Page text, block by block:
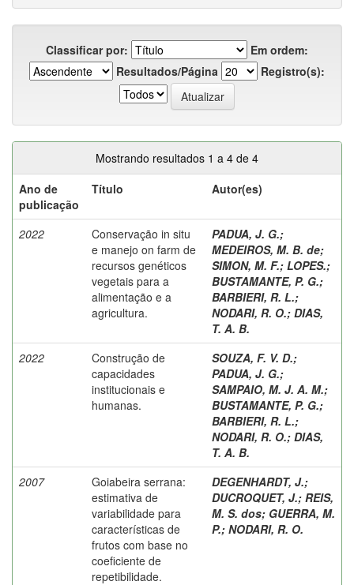
Classificar por:
Em ordem:
Resultados/Página
Registro(s):
Mostrando resultados 1 a 4 de 4
Ano de
publicação
Título Autor(es)
2022
Conservação in situ
e manejo on farm de
recursos genéticos
vegetais para a
alimentação e a
agricultura.
PADUA, J. G.;
MEDEIROS, M. B. de;
SIMON, M. F.; LOPES.;
BUSTAMANTE, P. G.;
BARBIERI, R. L.;
NODARI, R. O.; DIAS,
T. A. B.
2022
Construção de
capacidades
institucionais e
humanas.
SOUZA, F. V. D.;
PADUA, J. G.;
SAMPAIO, M. J. A. M.;
BUSTAMANTE, P. G.;
BARBIERI, R. L.;
NODARI, R. O.; DIAS,
T. A. B.
2007
Goiabeira serrana:
estimativa de
variabilidade para
características de
frutos com base no
coeficiente de
repetibilidade.
DEGENHARDT, J.;
DUCROQUET, J.; REIS,
M. S. dos; GUERRA, M.
P.; NODARI, R. O.